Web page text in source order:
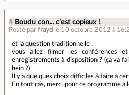
# Boudu con... c'est copieux !
Posté par frayd le 10 octobre 2012 à
et la question traditionnelle :
vous allez filmer les conférences
enregistrements à disposition ? (ça va
hein ?)
Il y a quelques choix difficiles à faire à
En tout cas, merci pour ce programme